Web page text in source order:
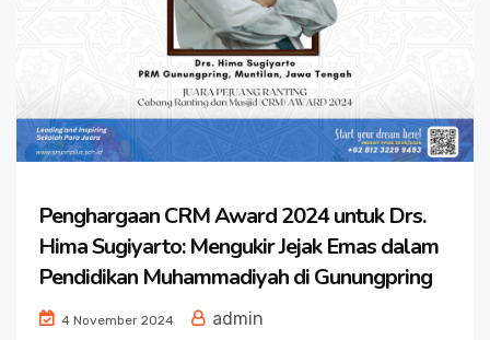
Penghargaan CRM Award 2024 untuk Drs.
Hima Sugiyarto: Mengukir Jejak Emas dalam
Pendidikan Muhammadiyah di Gunungpring
4 November 2024
admin